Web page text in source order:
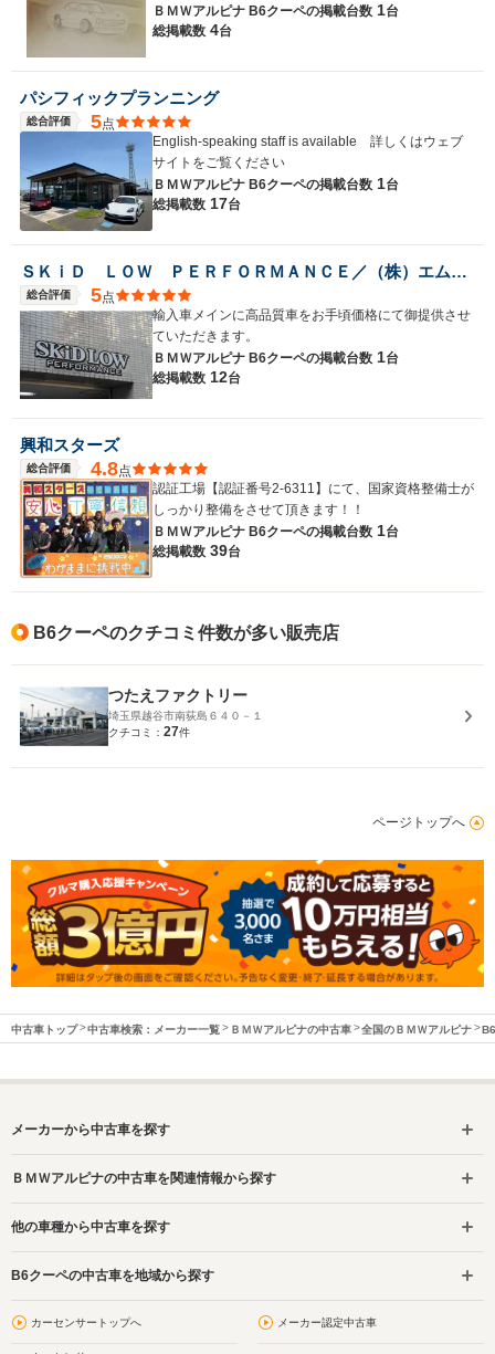
ＢＭＷアルピナ B6クーペの掲載台数 1台
総掲載数 4台
パシフィックプランニング
総合評価 5点
English-speaking staff is available 詳しくはウェブ
サイトをご覧ください
ＢＭＷアルピナ B6クーペの掲載台数 1台
総掲載数 17台
ＳＫｉＤ ＬＯＷ ＰＥＲＦＯＲＭＡＮＣＥ／（株）エムワード
総合評価 5点
輸入車メインに高品質車をお手頃価格にて御提供させ
ていただきます。
ＢＭＷアルピナ B6クーペの掲載台数 1台
総掲載数 12台
興和スターズ
総合評価 4.8点
認証工場【認証番号2-6311】にて、国家資格整備士が
しっかり整備をさせて頂きます！！
ＢＭＷアルピナ B6クーペの掲載台数 1台
総掲載数 39台
B6クーペのクチコミ件数が多い販売店
つたえファクトリー
埼玉県越谷市南荻島６４０－１
クチコミ： 27件
ページトップへ
中古車トップ 中古車検索：メーカー一覧 ＢＭＷアルピナの中古車 全国のＢＭＷアルピナ
メーカーから中古車を探す
ＢＭＷアルピナの中古車を関連情報から探す
他の車種から中古車を探す
B6クーペの中古車を地域から探す
カーセンサートップへ メーカー認定中古車